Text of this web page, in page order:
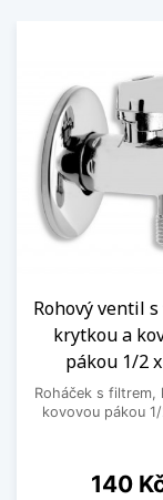
Rohový ventil
krytkou a
pákou 1/2
Roháček s filtrem,
kovovou pákou
Cena
140